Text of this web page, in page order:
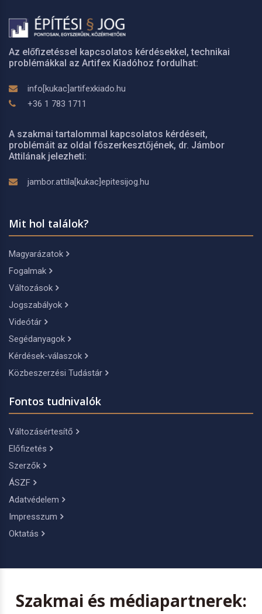
Az előfizetéssel kapcsolatos kérdésekkel, technikai
problémákkal az Artifex Kiadóhoz fordulhat:
info[kukac]artifexkiado.hu
+36 1 783 1711
A szakmai tartalommal kapcsolatos kérdéseit,
problémáit az oldal főszerkesztőjének, dr. Jámbor
Attilának jelezheti:
jambor.attila[kukac]epitesijog.hu
Mit hol találok?
Magyarázatok
Fogalmak
Változások
Jogszabályok
Videótár
Segédanyagok
Kérdések-válaszok
Közbeszerzési Tudástár
Fontos tudnivalók
Változásértesítő
Előfizetés
Szerzők
ÁSZF
Adatvédelem
Impresszum
Oktatás
Szakmai és médiapartnerek: